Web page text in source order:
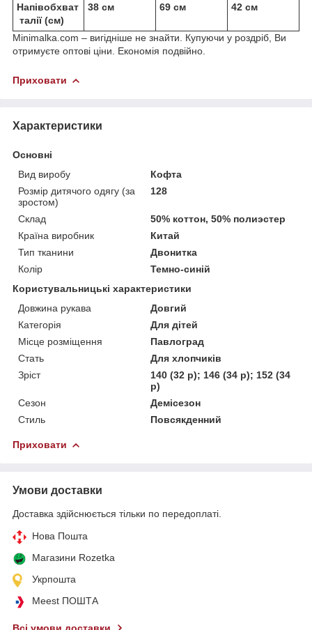
Напівобхват
талії (см)
38 см 69 см 42 см
Minimalka.com – вигідніше не знайти. Купуючи у роздріб, Ви
отримуєте оптові ціни. Економія подвійно.
Приховати
Характеристики
Основні
Вид виробу
Кофта
Розмір дитячого одягу (за
зростом)
128
Склад
50% коттон, 50% полиэстер
Країна виробник
Китай
Тип тканини
Двонитка
Колір
Темно-синій
Користувальницькі характеристики
Довжина рукава
Довгий
Категорія
Для дітей
Місце розміщення
Павлоград
Стать
Для хлопчиків
Зріст
140 (32 р); 146 (34 р); 152 (34
р)
Сезон
Демісезон
Стиль
Повсякденний
Приховати
Умови доставки
Доставка здійснюється тільки по передоплаті.
Нова Пошта
Магазини Rozetka
Укрпошта
Meest ПОШТА
Всі умови доставки